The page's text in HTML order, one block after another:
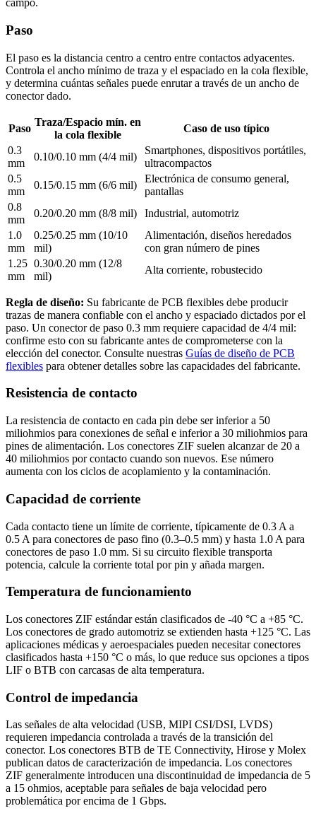
campo.
Paso
El paso es la distancia centro a centro entre contactos adyacentes.
Controla el ancho mínimo de traza y el espaciado en la cola flexible,
y determina cuántas señales puede enrutar a través de un ancho de
conector dado.
Paso
Traza/Espacio mín. en
la cola flexible
Caso de uso típico
0.3
mm
0.10/0.10 mm (4/4 mil)
Smartphones, dispositivos portátiles,
ultracompactos
0.5
mm
0.15/0.15 mm (6/6 mil)
Electrónica de consumo general,
pantallas
0.8
mm
0.20/0.20 mm (8/8 mil)
Industrial, automotriz
1.0
mm
0.25/0.25 mm (10/10
mil)
Alimentación, diseños heredados
con gran número de pines
1.25
mm
0.30/0.20 mm (12/8
mil)
Alta corriente, robustecido
Regla de diseño: Su fabricante de PCB flexibles debe producir
trazas de manera confiable con el ancho y espaciado dictados por el
paso. Un conector de paso 0.3 mm requiere capacidad de 4/4 mil:
confirme esto con su fabricante antes de comprometerse con la
elección del conector. Consulte nuestras Guías de diseño de PCB
flexibles para obtener detalles sobre las capacidades del fabricante.
Resistencia de contacto
La resistencia de contacto en cada pin debe ser inferior a 50
miliohmios para conexiones de señal e inferior a 30 miliohmios para
pines de alimentación. Los conectores ZIF suelen alcanzar de 20 a
40 miliohmios por contacto cuando son nuevos. Ese número
aumenta con los ciclos de acoplamiento y la contaminación.
Capacidad de corriente
Cada contacto tiene un límite de corriente, típicamente de 0.3 A a
0.5 A para conectores de paso fino (0.3–0.5 mm) y hasta 1.0 A para
conectores de paso 1.0 mm. Si su circuito flexible transporta
potencia, calcule la corriente total por pin y añada margen.
Temperatura de funcionamiento
Los conectores ZIF estándar están clasificados de -40 °C a +85 °C.
Los conectores de grado automotriz se extienden hasta +125 °C. Las
aplicaciones médicas y aeroespaciales pueden necesitar conectores
clasificados hasta +150 °C o más, lo que reduce sus opciones a tipos
LIF o BTB con carcasas de alta temperatura.
Control de impedancia
Las señales de alta velocidad (USB, MIPI CSI/DSI, LVDS)
requieren impedancia controlada a través de la transición del
conector. Los conectores BTB de TE Connectivity, Hirose y Molex
publican datos de caracterización de impedancia. Los conectores
ZIF generalmente introducen una discontinuidad de impedancia de 5
a 15 ohmios, aceptable para señales de baja velocidad pero
problemática por encima de 1 Gbps.